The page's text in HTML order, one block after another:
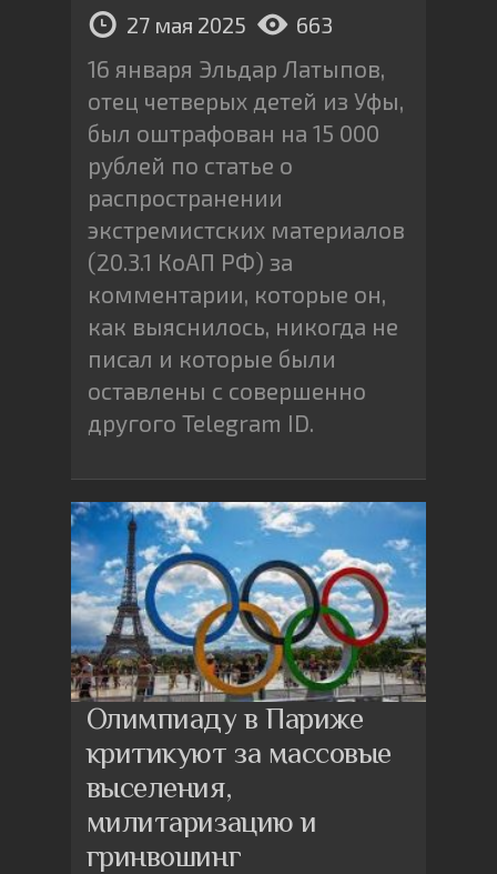
27 мая 2025 663
16 января Эльдар Латыпов,
отец четверых детей из Уфы,
был оштрафован на 15 000
рублей по статье о
распространении
экстремистских материалов
(20.3.1 КоАП РФ) за
комментарии, которые он,
как выяснилось, никогда не
писал и которые были
оставлены с совершенно
другого Telegram ID.
Олимпиаду в Париже
критикуют за массовые
выселения,
милитаризацию и
гринвошинг